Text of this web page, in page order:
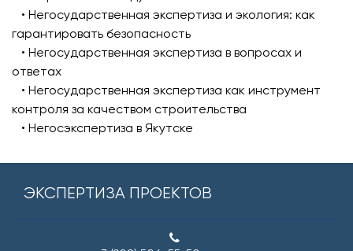
• Негосударственная экспертиза и экология: как
гарантировать безопасность
• Негосударственная экспертиза в вопросах и
ответах
• Негосударственная экспертиза как инструмент
контроля за качеством строительства
• Негосэкспертиза в Якутске
ЭКСПЕРТИЗА ПРОЕКТОВ